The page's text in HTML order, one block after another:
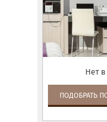
Нет
ПОДОБРАТЬ